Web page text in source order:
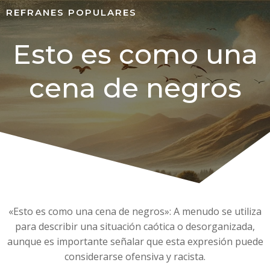
REFRANES POPULARES
Esto es como una
cena de negros
«Esto es como una cena de negros»: A menudo se utiliza
para describir una situación caótica o desorganizada,
aunque es importante señalar que esta expresión puede
considerarse ofensiva y racista.